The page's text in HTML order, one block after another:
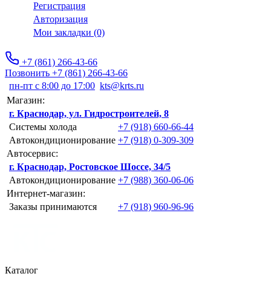
Регистрация
Авторизация
Мои закладки (0)
+7 (861) 266-43-66
Позвонить +7 (861) 266-43-66
пн-пт с 8:00 до 17:00 kts@krts.ru
Магазин:
г. Краснодар, ул. Гидростроителей, 8
Системы холода
+7 (918) 660-66-44
Автокондиционирование +7 (918) 0-309-309
Автосервис:
г. Краснодар, Ростовское Шоссе, 34/5
Автокондиционирование +7 (988) 360-06-06
Интернет-магазин:
Заказы принимаются
+7 (918) 960-96-96
Каталог